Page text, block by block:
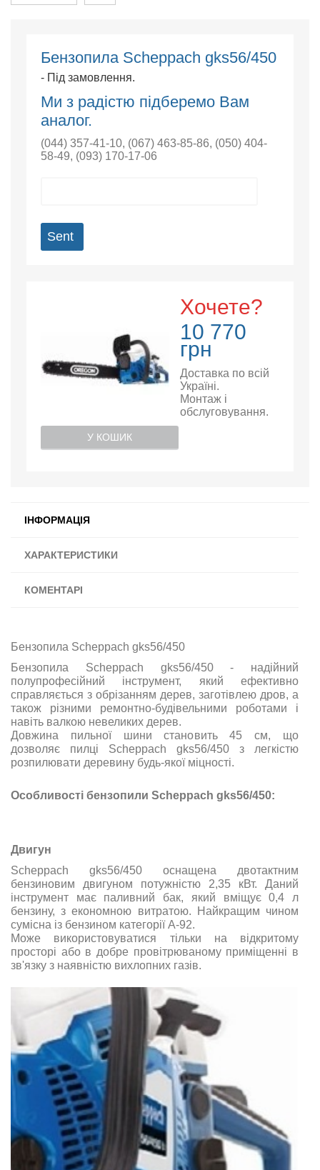
Бензопила Scheppach gks56/450
- Під замовлення.
Ми з радістю підберемо Вам
аналог.
(044) 357-41-10, (067) 463-85-86, (050) 404-
58-49, (093) 170-17-06
Sent
Хочете?
10 770
грн
Доставка по всій
Україні.
Монтаж і
обслуговування.
У КОШИК
ІНФОРМАЦІЯ
ХАРАКТЕРИСТИКИ
КОМЕНТАРІ
Бензопила Scheppach gks56/450
Бензопила Scheppach gks56/450 - надійний
полупрофесійний інструмент, який ефективно
справляється з обрізанням дерев, заготівлею дров, а
також різними ремонтно-будівельними роботами і
навіть валкою невеликих дерев.
Довжина пильної шини становить 45 см, що
дозволяє пилці Scheppach gks56/450 з легкістю
розпилювати деревину будь-якої міцності.
Особливості бензопили Scheppach gks56/450:
Двигун
Scheppach gks56/450 оснащена двотактним
бензиновим двигуном потужністю 2,35 кВт. Даний
інструмент має паливний бак, який вміщує 0,4 л
бензину, з економною витратою. Найкращим чином
сумісна із бензином категорії А-92.
Може використовуватися тільки на відкритому
просторі або в добре провітрюваному приміщенні в
зв'язку з наявністю вихлопних газів.